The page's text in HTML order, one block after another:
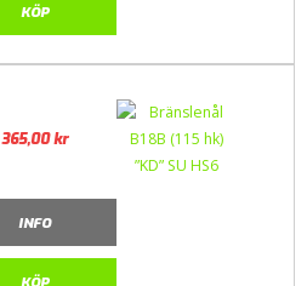
KÖP
365,00kr
INFO
KÖP